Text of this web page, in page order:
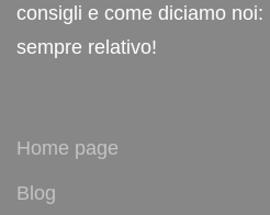
consigli e come diciamo
sempre relativo!
Home page
Blog